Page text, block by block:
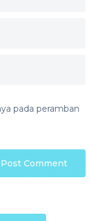
pada peramban